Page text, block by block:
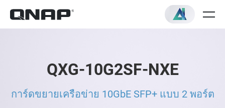
QXG-10G2SF-NXE
การ์ดขยายเครือข่าย 10GbE SFP+ แบบ 2 พอร์ต